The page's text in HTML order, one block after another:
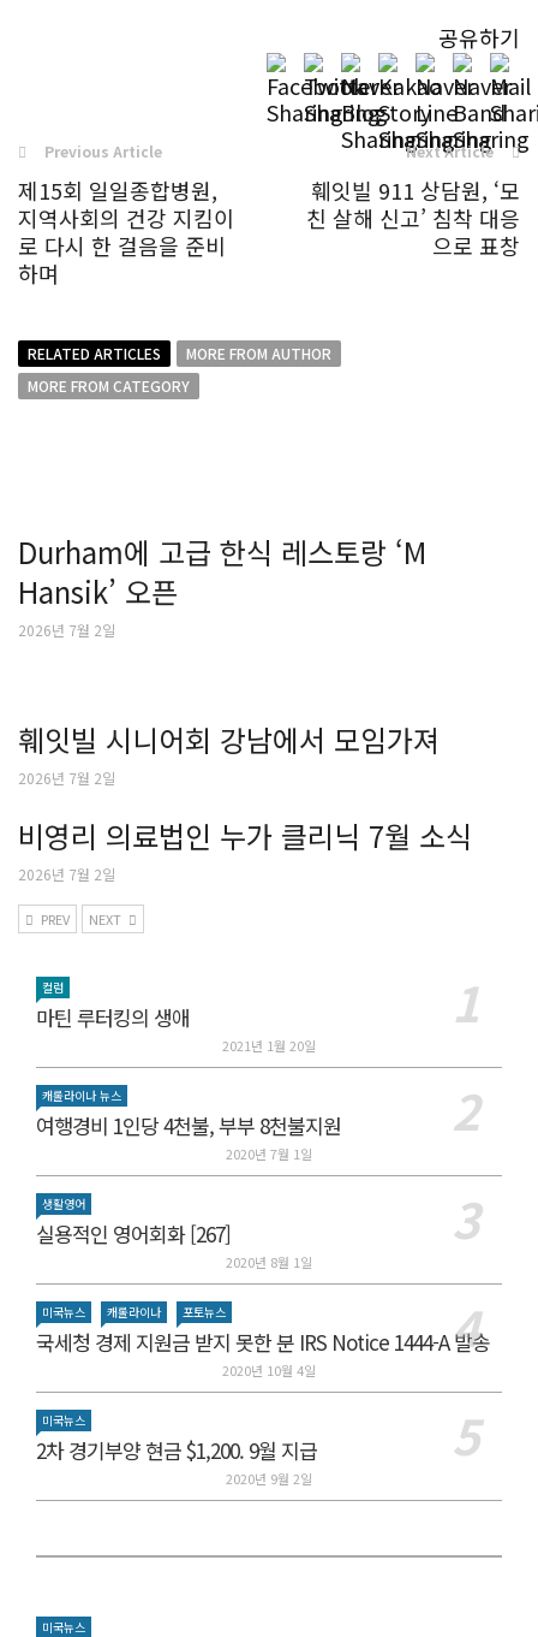
공유하기
Previous Article
제15회 일일종합병원,
지역사회의 건강 지킴이
로 다시 한 걸음을 준비
하며
Next Article
훼잇빌 911 상담원, ‘모
친 살해 신고’ 침착 대응
으로 표창
RELATED ARTICLES
MORE FROM AUTHOR
MORE FROM CATEGORY
Durham에 고급 한식 레스토랑 ‘M
Hansik’ 오픈
2026년 7월 2일
훼잇빌 시니어회 강남에서 모임가져
2026년 7월 2일
비영리 의료법인 누가 클리닉 7월 소식
2026년 7월 2일
PREV NEXT
컬럼
마틴 루터킹의 생애
2021년 1월 20일
캐롤라이나 뉴스
여행경비 1인당 4천불, 부부 8천불지원
2020년 7월 1일
생활영어
실용적인 영어회화 [267]
2020년 8월 1일
미국뉴스 캐롤라이나 포토뉴스
국세청 경제 지원금 받지 못한 분 IRS Notice 1444-A 발송
2020년 10월 4일
미국뉴스
2차 경기부양 현금 $1,200. 9월 지급
2020년 9월 2일
미국뉴스